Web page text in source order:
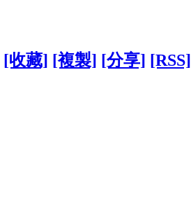
[收藏] [複製] [分享] [RSS]